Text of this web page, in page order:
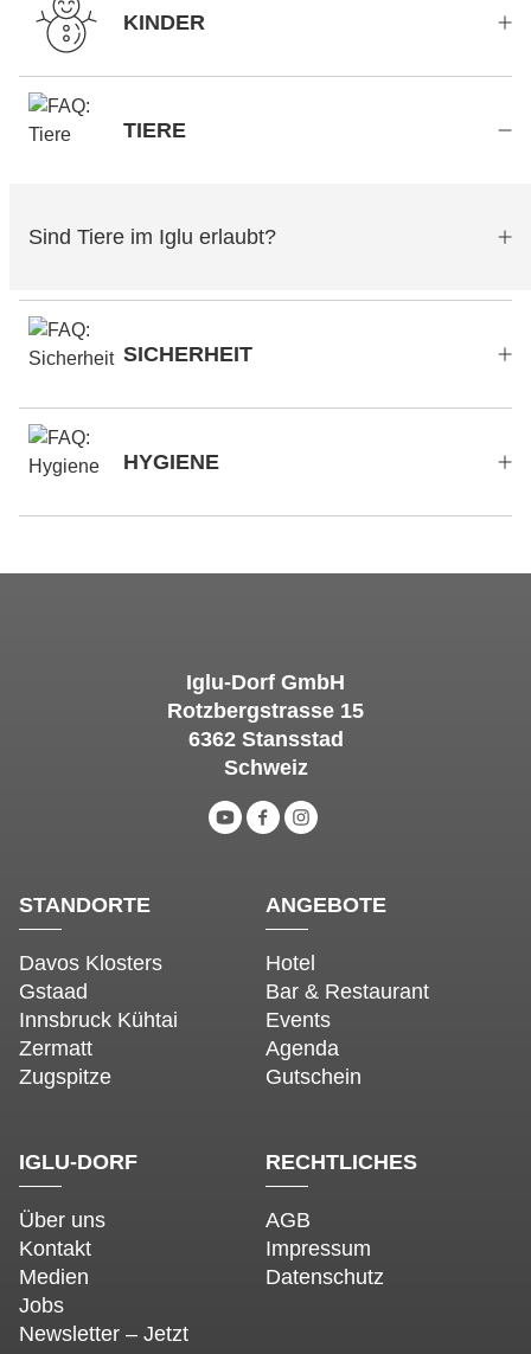
KINDER
TIERE
Sind Tiere im Iglu erlaubt?
SICHERHEIT
HYGIENE
Iglu-Dorf GmbH
Rotzbergstrasse 15
6362 Stansstad
Schweiz
STANDORTE
Davos Klosters
Gstaad
Innsbruck Kühtai
Zermatt
Zugspitze
ANGEBOTE
Hotel
Bar & Restaurant
Events
Agenda
Gutschein
IGLU-DORF
Über uns
Kontakt
Medien
Jobs
Newsletter – Jetzt
RECHTLICHES
AGB
Impressum
Datenschutz